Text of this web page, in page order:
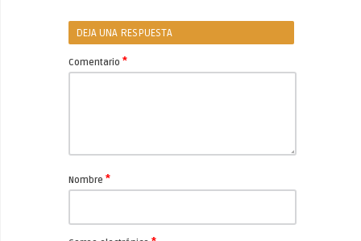
DEJA UNA RESPUESTA
Comentario *
Nombre *